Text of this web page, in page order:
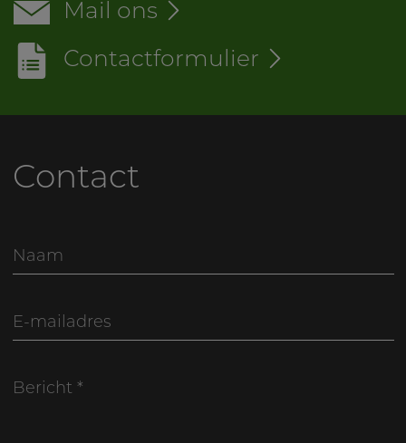
Mail ons
Contactformulier
Contact